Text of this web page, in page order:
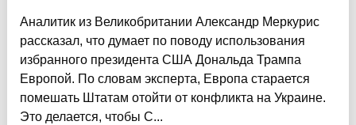
Аналитик из Великобритании Александр Меркурис
рассказал, что думает по поводу использования
избранного президента США Дональда Трампа
Европой. По словам эксперта, Европа старается
помешать Штатам отойти от конфликта на Украине.
Это делается, чтобы С...